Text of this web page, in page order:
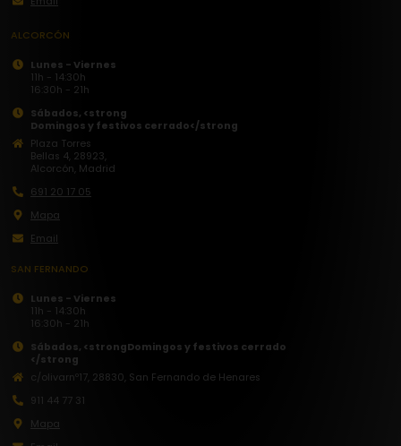
ALCORCÓN
Lunes - Viernes
11h - 14:30h
16:30h - 21h
Sábados, <strong
Domingos y festivos cerrado</strong
Plaza Torres
Bellas 4, 28923,
Alcorcón, Madrid
691 20 17 05
Mapa
Email
SAN FERNANDO
Lunes - Viernes
11h - 14:30h
16:30h - 21h
Sábados, <strongDomingos y festivos cerrado
</strong
c/olivarnº17, 28830, San Fernando de Henares
911 44 77 31
Mapa